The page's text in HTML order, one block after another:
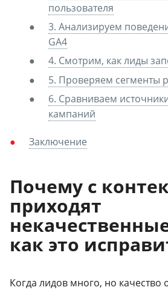
пользователя
3. Анализируем
GA4
4. Смотрим, как лиды
5. Проверяем сегменты
6. Сравниваем
кампаний
Заключение
Почему с
приходят
как это
Когда лидов много, но качество